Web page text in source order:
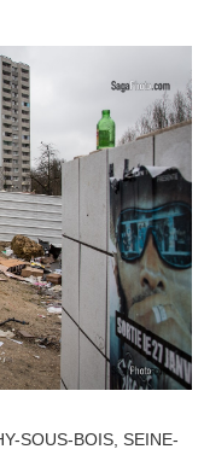
SOUS-BOIS, SEINE-